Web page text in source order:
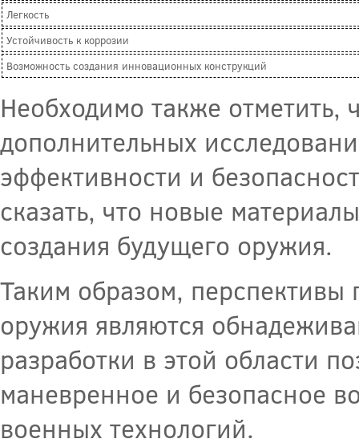
Легкость
Устойчивость к коррозии
Возможность создания инновационных конструкций
Необходимо также отметить,
дополнительных
эффективности и
сказать, что новые
создания будущего оружия.
Таким образом,
оружия являются
разработки в этой области
маневренное и безопасное
военных технологий.